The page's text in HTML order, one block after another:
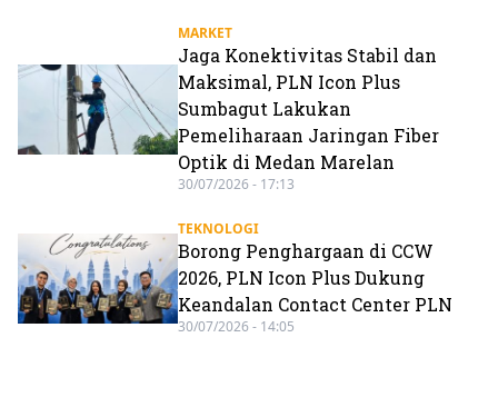
MARKET
Jaga Konektivitas Stabil dan
Maksimal, PLN Icon Plus
Sumbagut Lakukan
Pemeliharaan Jaringan Fiber
Optik di Medan Marelan
30/07/2026 - 17:13
TEKNOLOGI
Borong Penghargaan di CCW
2026, PLN Icon Plus Dukung
Keandalan Contact Center PLN
30/07/2026 - 14:05